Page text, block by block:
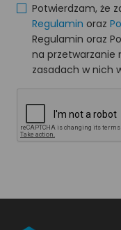
Potwierdzam, że
Regulamin oraz
Regulamin oraz
na przetwarzanie
zasadach w nich